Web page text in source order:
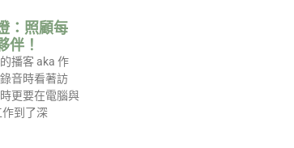
：照顧每
伴！
播客 aka 作
音時看著訪
更要在電腦與
到了深